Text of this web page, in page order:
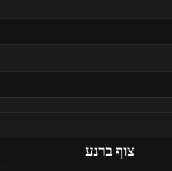
צוף ברנע